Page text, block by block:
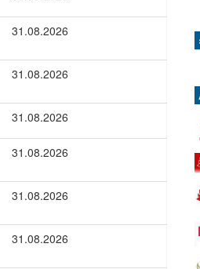
31.08.2026
31.08.2026
31.08.2026
31.08.2026
31.08.2026
31.08.2026